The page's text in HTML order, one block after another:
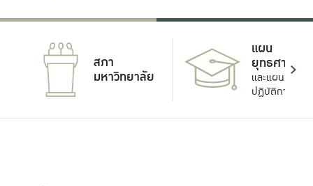
สภา
มหาวิทยาลัย
แผน
ยุทธศาสตร์
และแผน
ปฏิบัติการ